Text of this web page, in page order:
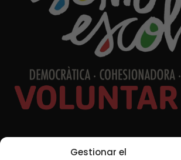
Gestionar el
Redes sociales